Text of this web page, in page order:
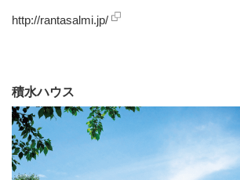
http://rantasalmi.jp/
積水ハウス